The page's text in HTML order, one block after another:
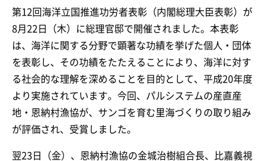
第12回海洋立国推進功労者表彰（内閣総理大臣表彰）が
8月22日（木）に総理官邸で開催されました。本表彰
は、海洋に関する分野で顕著な功績を挙げた個人・団体
を表彰し、その功績をたたえることにより、海洋に対す
る社会的な理解を深めることを目的として、平成20年度
より実施されています。今回、パルシステムの産直産
地・恩納村漁協が、サンゴを育む里海づくりの取り組み
が評価され、受賞しました。
翌23日（金）、恩納村漁協の金城治樹組合長、比嘉義視